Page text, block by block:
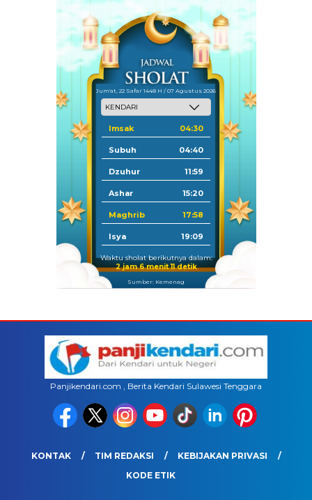
Jum'at, 22 Safar 1448 H / 07 Agustus 2026
Imsak 04:30
Subuh 04:40
Dzuhur 11:59
Ashar 15:20
Maghrib 17:58
Isya 19:09
Waktu sholat berikutnya dalam:
2 jam 6 menit 11 detik
Sumber: Kemenag
Panjikendari.com , Berita Kendari Sulawesi Tenggara
KONTAK TIM REDAKSI
KEBIJAKAN PRIVASI
KODE ETIK